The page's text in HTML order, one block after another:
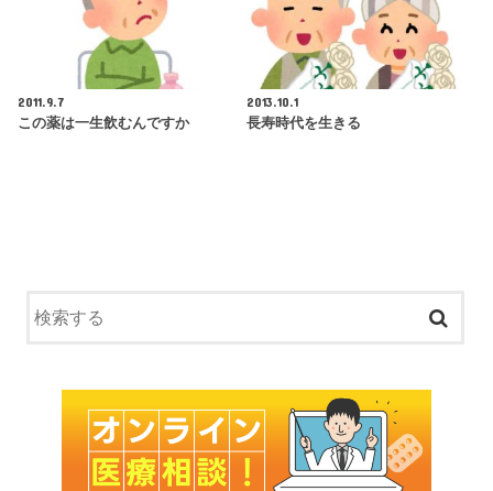
2011.9.7
この薬は一生飲むんですか
2013.10.1
長寿時代を生きる